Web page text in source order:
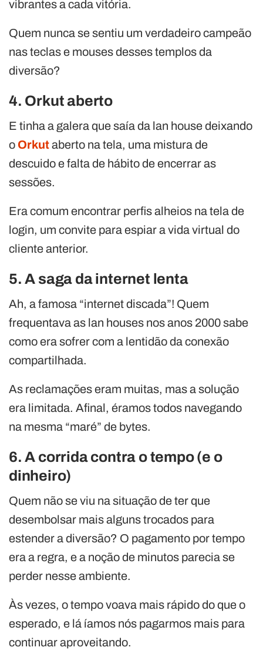
vibrantes a cada vitória.
Quem nunca se sentiu um verdadeiro campeão
nas teclas e mouses desses templos da
diversão?
4. Orkut aberto
E tinha a galera que saía da lan house deixando
o Orkutaberto na tela, uma mistura de
descuido e falta de hábito de encerrar as
sessões.
Era comum encontrar perfis alheios na tela de
login, um convite para espiar a vida virtual do
cliente anterior.
5. A saga da internet lenta
Ah, a famosa “internet discada”! Quem
frequentava as lan houses nos anos 2000 sabe
como era sofrer com a lentidão da conexão
compartilhada.
As reclamações eram muitas, mas a solução
era limitada. Afinal, éramos todos navegando
na mesma “maré” de bytes.
6. A corrida contra o tempo (e o
dinheiro)
Quem não se viu na situação de ter que
desembolsar mais alguns trocados para
estender a diversão? O pagamento por tempo
era a regra, e a noção de minutos parecia se
perder nesse ambiente.
Às vezes, o tempo voava mais rápido do que o
esperado, e lá íamos nós pagarmos mais para
continuar aproveitando.